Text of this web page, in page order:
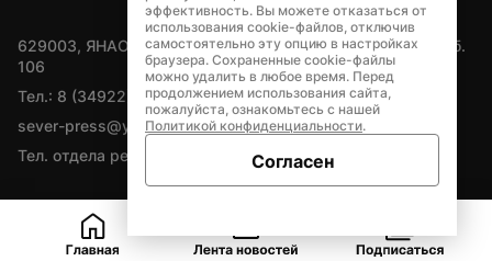
629003, ЯНАО, Салехард, мкр. Богдана Кнунянца, д.1, каб.
106
Тел.: 8 (34922) 71262
sever-press@yamal-media.ru
Тел. отдела рекламы: 8 (34922) 42728
эффективность. Вы можете отказаться от
использования cookie-файлов, отключив
самостоятельно эту опцию в настройках
браузера. Сохраненные cookie-файлы
можно удалить в любое время. Перед
продолжением использования сайта,
пожалуйста, ознакомьтесь с нашей
Политикой конфиденциальности.
Согласен